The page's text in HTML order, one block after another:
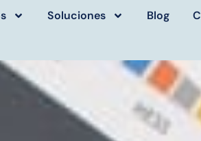
Soluciones Blog